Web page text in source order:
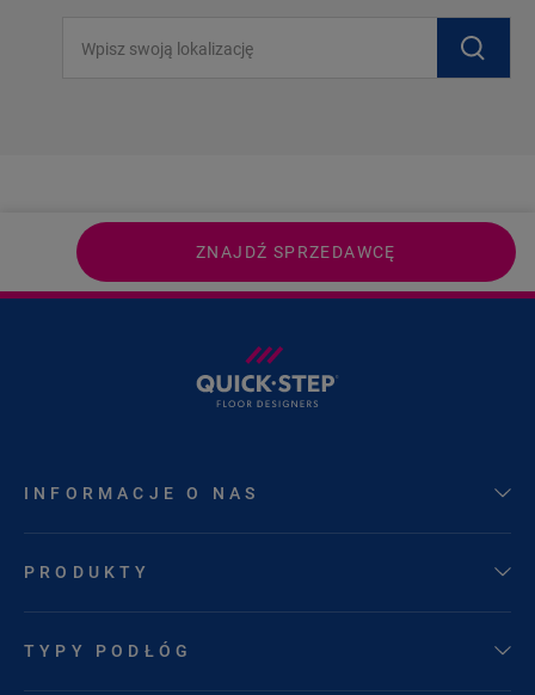
ZNAJDŹ SPRZEDAWCĘ
INFORMACJE O NAS
PRODUKTY
TYPY PODŁÓG